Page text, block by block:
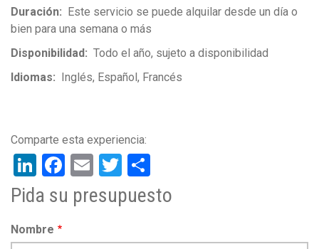
Duración
Este servicio se puede alquilar desde un día o
bien para una semana o más
Disponibilidad
Todo el año, sujeto a disponibilidad
Idiomas
Inglés Español Francés
LinkedIn
Facebook
EmailTwitter
Pida su presupuesto
Nombre